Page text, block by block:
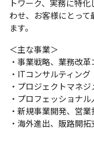
トワーク、実務に特
わせ、お客様にとっ
ます。
＜主な事業＞
・事業戦略、業務改
・ITコンサルティング
・プロジェクトマネ
・プロフェッショナ
・新規事業開発、営
・海外進出、販路開拓